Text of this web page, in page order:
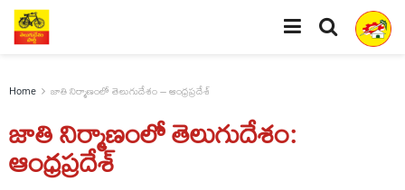
Home జాతి నిర్మాణంలో తెలుగుదేశం – ఆంధ్రప్రదేశ్
జాతి నిర్మాణంలో తెలుగుదేశం:
ఆంధ్రప్రదేశ్